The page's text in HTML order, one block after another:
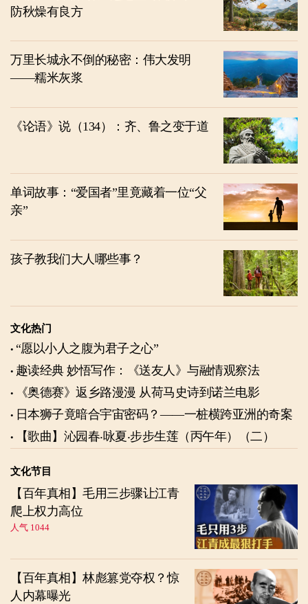
防秋燥有良方
万里长城永不倒的秘密：伟大发明
——糯米灰浆
《论语》说（134）：齐、鲁之变于道
单词故事：“爱国者”里竟藏着一位“父
亲”
孩子教我们大人哪些事？
文化热门
“愿以小人之腹为君子之心”
趣读经典 妙悟写作：《送友人》与融情观察法
《奥德赛》返乡路漫漫 从荷马史诗到诺兰电影
日本狮子竟暗合宇宙密码？——一桩横跨亚洲的奇案
【歌曲】沁园春‧咏夏‧步步生莲（丙午年）（二）
文化节目
【百年真相】毛用三步骤让江青
爬上权力高位
人气 1044
【百年真相】林彪篡党夺权？惊
人内幕曝光